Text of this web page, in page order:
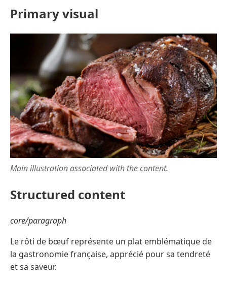
Primary visual
Main illustration associated with the content.
Structured content
core/paragraph
Le rôti de bœuf représente un plat emblématique de
la gastronomie française, apprécié pour sa tendreté
et sa saveur.